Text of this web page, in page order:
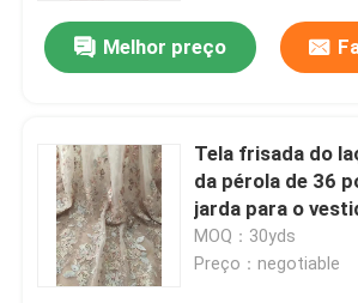
Multi tela colorida do laço
Remendos bordados do Applique
Applique do colar do laço
Melhor preço
Tela frisada do
da pérola de 36
jarda para o
casamento das
MOQ：30yds
Preço：negotiable